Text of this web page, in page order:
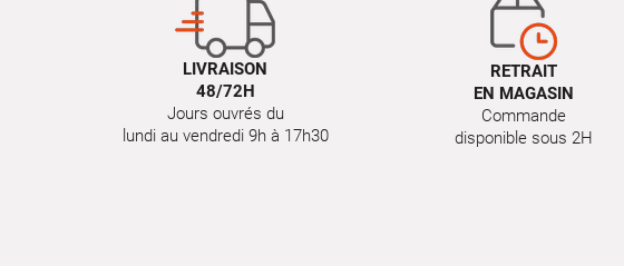
LIVRAISON
48/72H
Jours ouvrés du
lundi au vendredi 9h à 17h30
RETRAIT
EN MAGASIN
Commande
disponible sous 2H